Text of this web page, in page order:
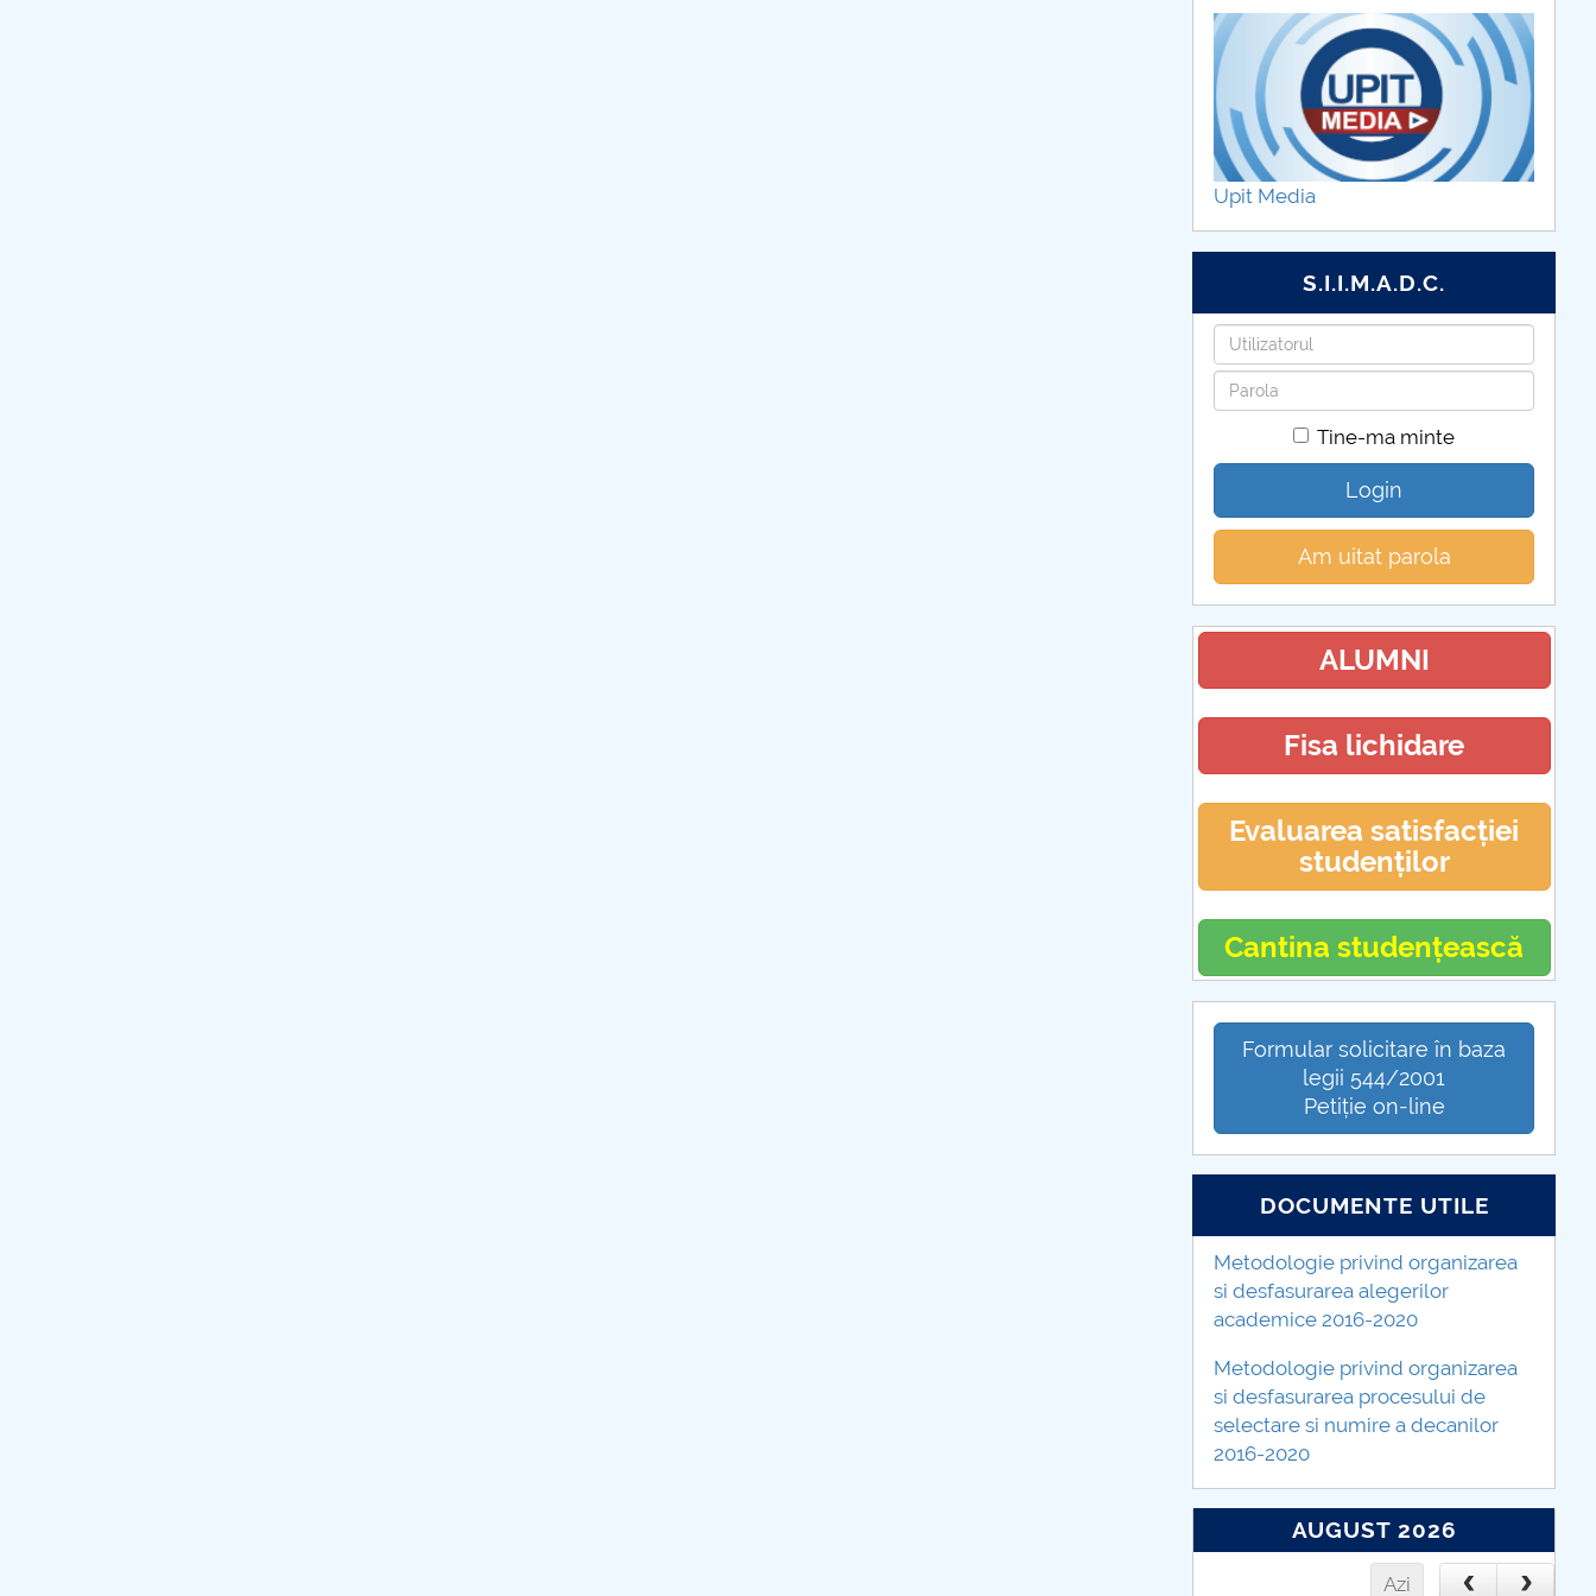
Upit Media
S.I.I.M.A.D.C.
Utilizatorul
Parola
Tine-ma minte
Login
Am uitat parola
ALUMNI
Fisa lichidare
Evaluarea satisfacției
studenților
Cantina studențească
Formular solicitare în baza
legii 544/2001
Petiție on-line
DOCUMENTE UTILE
Metodologie privind organizarea
si desfasurarea alegerilor
academice 2016-2020
Metodologie privind organizarea
si desfasurarea procesului de
selectare si numire a decanilor
2016-2020
AUGUST 2026
Azi